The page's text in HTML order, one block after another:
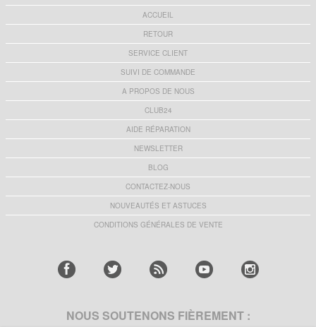
ACCUEIL
RETOUR
SERVICE CLIENT
SUIVI DE COMMANDE
A PROPOS DE NOUS
CLUB24
AIDE RÉPARATION
NEWSLETTER
BLOG
CONTACTEZ-NOUS
NOUVEAUTÉS ET ASTUCES
CONDITIONS GÉNÉRALES DE VENTE
NOUS SOUTENONS FIÈREMENT :